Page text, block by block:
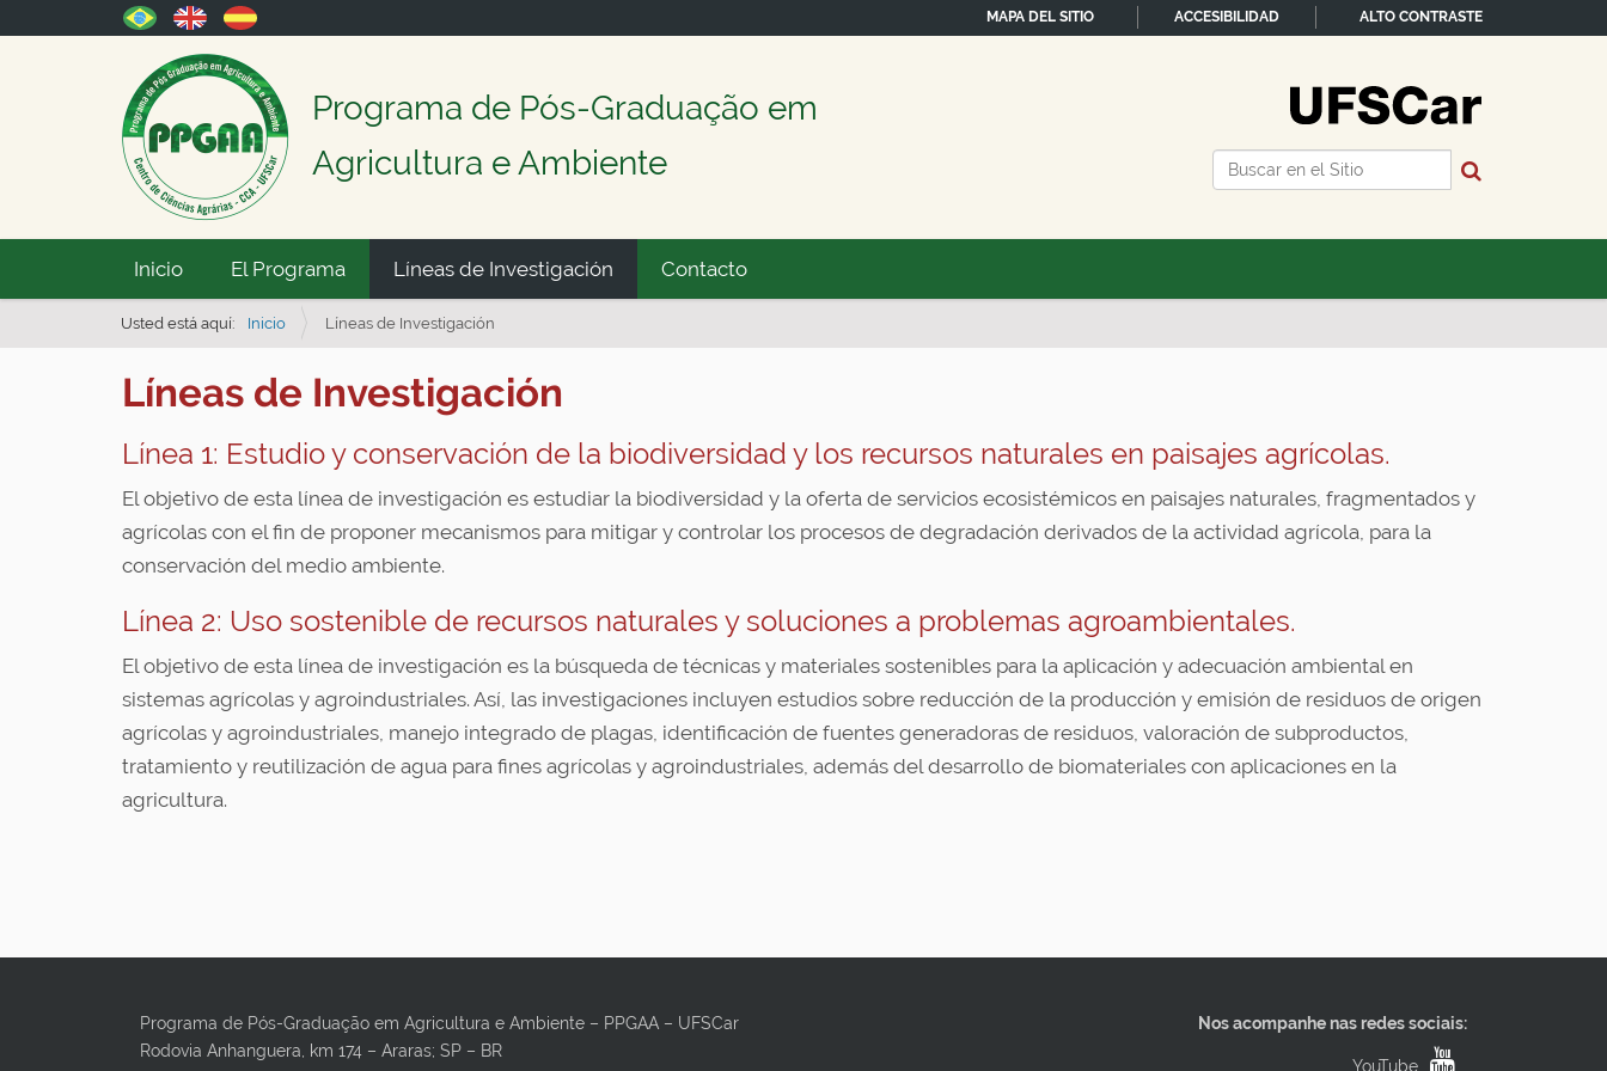
Programa de Pós-Graduação em
Agricultura e Ambiente
Buscar
MAPA DEL SITIO ACCESIBILIDAD ALTO CONTRASTE
Inicio El Programa Líneas de Investigación Contacto
Usted está aquí: Inicio Líneas de Investigación
Líneas de Investigación
Línea 1: Estudio y conservación de la biodiversidad y los recursos naturales en paisajes agrícolas.
El objetivo de esta línea de investigación es estudiar la biodiversidad y la oferta de servicios ecosistémicos en paisajes naturales, fragmentados y
agrícolas con el fin de proponer mecanismos para mitigar y controlar los procesos de degradación derivados de la actividad agrícola, para la
conservación del medio ambiente.
Línea 2: Uso sostenible de recursos naturales y soluciones a problemas agroambientales.
El objetivo de esta línea de investigación es la búsqueda de técnicas y materiales sostenibles para la aplicación y adecuación ambiental en
sistemas agrícolas y agroindustriales. Así, las investigaciones incluyen estudios sobre reducción de la producción y emisión de residuos de origen
agrícolas y agroindustriales, manejo integrado de plagas, identificación de fuentes generadoras de residuos, valoración de subproductos,
tratamiento y reutilización de agua para fines agrícolas y agroindustriales, además del desarrollo de biomateriales con aplicaciones en la
agricultura.
Programa de Pós-Graduação em Agricultura e Ambiente – PPGAA – UFSCar
Rodovia Anhanguera, km 174 – Araras; SP – BR
Nos acompanhe nas redes sociais:
YouTube